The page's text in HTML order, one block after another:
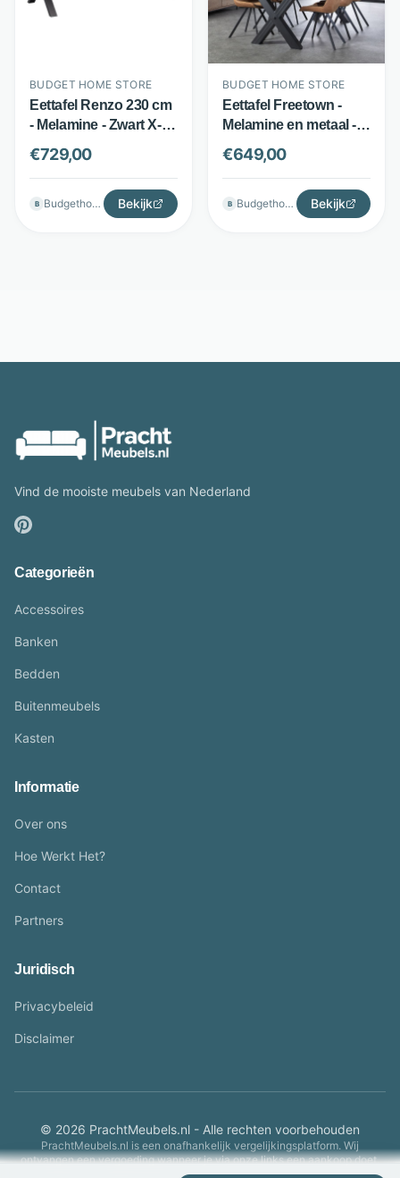
BUDGET HOME STORE
Eettafel Renzo 230 cm
- Melamine - Zwart X-
onderstel - Arizona
Oak - Budget Home
Store
€729,00
B Budgethomestore Bekijk
BUDGET HOME STORE
Eettafel Freetown -
Melamine en metaal -
X-poot - Bruin - Budget
Home Store
€649,00
B Budgethomestore Bekijk
Vind de mooiste meubels van Nederland
Categorieën
Accessoires
Banken
Bedden
Buitenmeubels
Kasten
Informatie
Over ons
Hoe Werkt Het?
Contact
Partners
Juridisch
Privacybeleid
Disclaimer
© 2026 PrachtMeubels.nl - Alle rechten voorbehouden
PrachtMeubels.nl is een onafhankelijk vergelijkingsplatform. Wij
ontvangen een vergoeding wanneer je via onze links een aankoop doet.